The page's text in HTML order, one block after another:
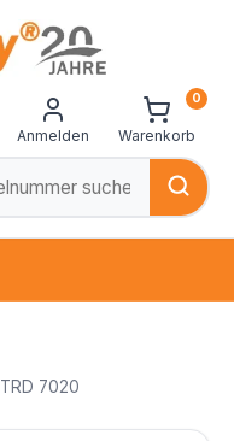
Anmelden Warenkorb
0
TRD 7020